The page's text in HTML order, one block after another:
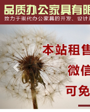
Previous